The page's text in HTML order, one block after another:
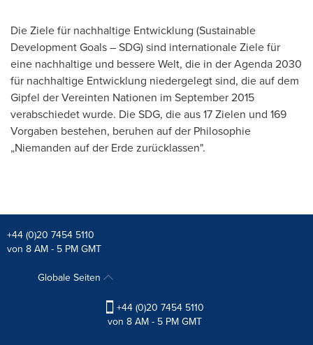
Die Ziele für nachhaltige Entwicklung (Sustainable
Development Goals – SDG) sind internationale Ziele für
eine nachhaltige und bessere Welt, die in der Agenda 2030
für nachhaltige Entwicklung niedergelegt sind, die auf dem
Gipfel der Vereinten Nationen im September 2015
verabschiedet wurde. Die SDG, die aus 17 Zielen und 169
Vorgaben bestehen, beruhen auf der Philosophie
„Niemanden auf der Erde zurücklassen".
+44 (0)20 7454 5110
von 8 AM - 5 PM GMT
Globale Seiten
+44 (0)20 7454 5110
von 8 AM - 5 PM GMT